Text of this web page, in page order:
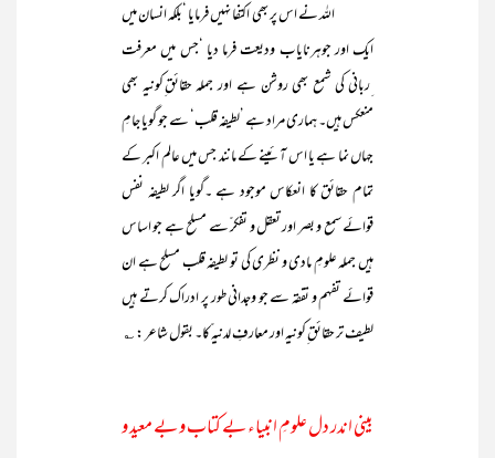
اللہ نے اس پر بھی اکتفا نہیں فرمایا ‘بلکہ انسان میں
ایک اور جوہرنایاب ودیعت فرما دیا ‘جس میں معرفت
ِربانی کی شمع بھی روشن ہے اور جملہ حقائق ِکونیہ بھی
منعکس ہیں۔ ہماری مراد ہے ’لطیفہ قلب‘ سے جو گویا جامِ
جہاں نما ہے یا اس آئینے کے مانند جس میں عالم اکبر کے
تمام حقائق کا انعکاس موجود ہے ۔گویا اگر لطیفہ نفس
قوائے سمع و بصر اورتعقل و تفکر ّسے مسلح ہے جو اساس
ہیں جملہ علومِ مادی و نظری کی تو لطیفہ قلب مسلح ہے ان
قوائے تفہم و تفقہ سے جو وجدانی طور پر ادراک کرتے ہیں
لطیف تر حقائق ِکونیہ اور معارفِ لدنیہ ّکا۔ بقول شاعر : ؎
بینی اندر دل علومِ انبیاء بے کتاب و بے معید و